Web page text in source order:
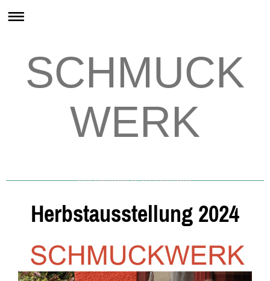
SCHMUCK
WERK
Herbstausstellung 2024